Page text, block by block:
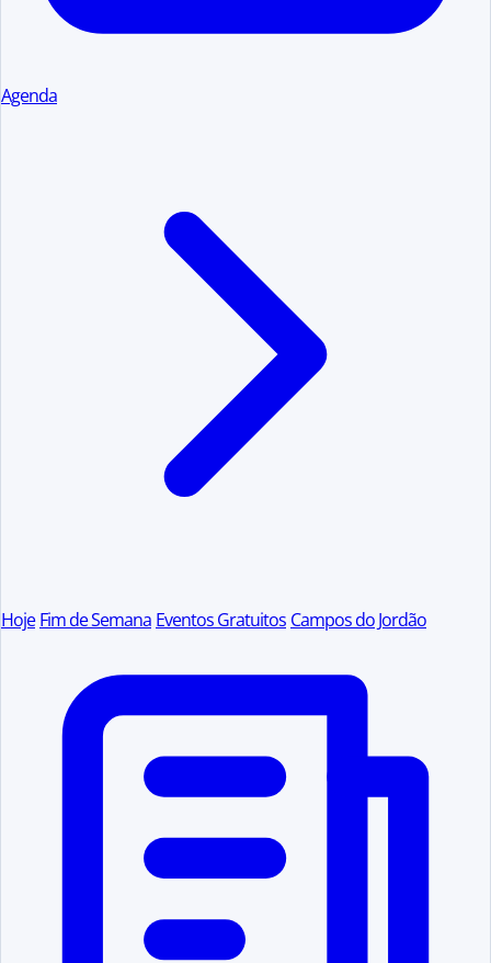
Agenda
Hoje Fim de Semana Eventos Gratuitos Campos do Jordão